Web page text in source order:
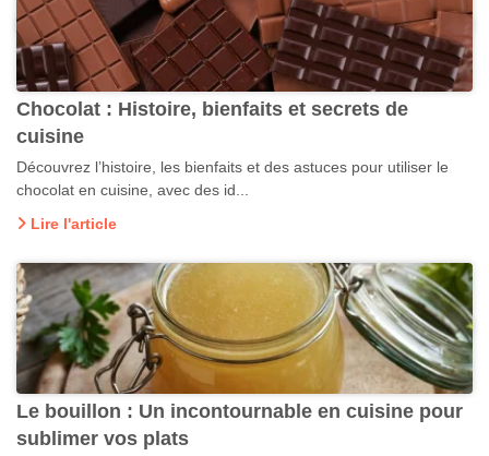
Chocolat : Histoire, bienfaits et secrets de
cuisine
Découvrez l’histoire, les bienfaits et des astuces pour utiliser le
chocolat en cuisine, avec des id...
Lire l'article
Le bouillon : Un incontournable en cuisine pour
sublimer vos plats